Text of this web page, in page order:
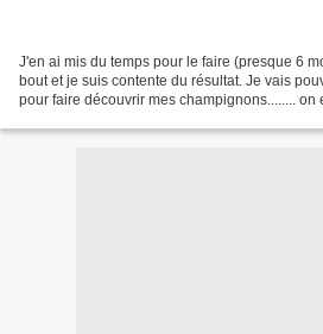
J'en ai mis du temps pour le faire (presque 6
bout et je suis contente du résultat. Je vais
pour faire découvrir mes champignons........ on